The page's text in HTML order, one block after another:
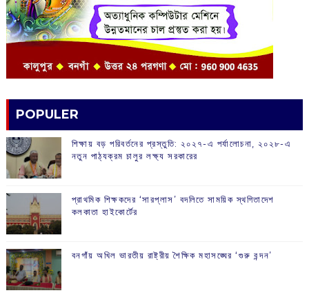
POPULER
শিক্ষায় বড় পরিবর্তনের প্রস্তুতি: ২০২৭-এ পর্যালোচনা, ২০২৮-এ
নতুন পাঠ্যক্রম চালুর লক্ষ্য সরকারের
প্রাথমিক শিক্ষকদের ‘সারপ্লাস’ বদলিতে সাময়িক স্থগিতাদেশ
কলকাতা হাইকোর্টের
বনগাঁয় অখিল ভারতীয় রাষ্ট্রীয় শৈক্ষিক মহাসঙ্ঘের ‘গুরু বন্দন’